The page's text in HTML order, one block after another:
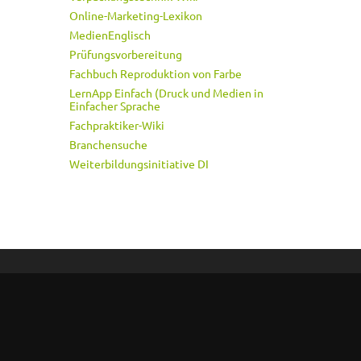
Online-Marketing-Lexikon
MedienEnglisch
Prüfungsvorbereitung
Fachbuch Reproduktion von Farbe
LernApp Einfach (Druck und Medien in
Einfacher Sprache
Fachpraktiker-Wiki
Branchensuche
Weiterbildungsinitiative DI